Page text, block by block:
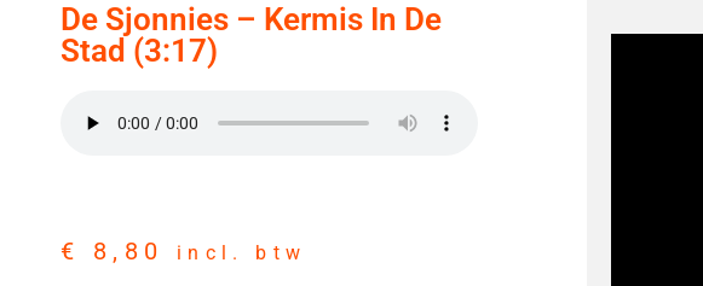
De Sjonnies – Kermis In De
Stad (3:17)
€ 8,80 incl. btw